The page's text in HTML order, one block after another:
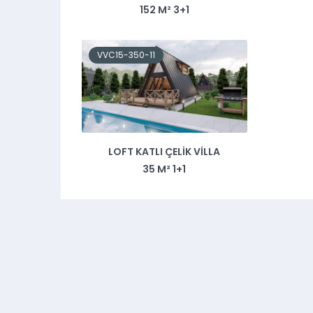
152 M² 3+1
VVC15-350-11
LOFT KATLI ÇELIK VILLA
35 M² 1+1